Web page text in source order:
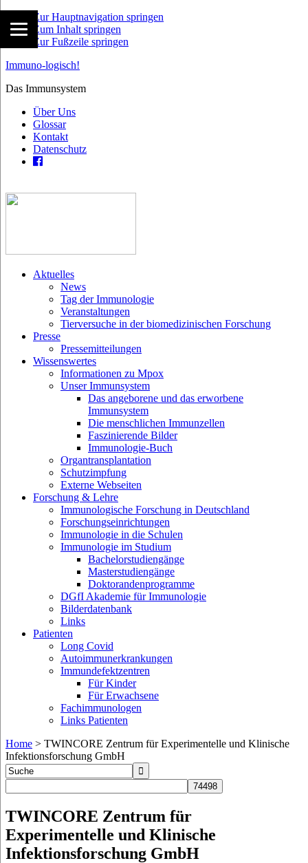
Zur Hauptnavigation springen
Zum Inhalt springen
Zur Fußzeile springen
Immuno-logisch!
Das Immunsystem
Über Uns
Glossar
Kontakt
Datenschutz
Aktuelles
News
Tag der Immunologie
Veranstaltungen
Tierversuche in der biomedizinischen Forschung
Presse
Pressemitteilungen
Wissenswertes
Informationen zu Mpox
Unser Immunsystem
Das angeborene und das erworbene
Immunsystem
Die menschlichen Immunzellen
Faszinierende Bilder
Immunologie-Buch
Organtransplantation
Schutzimpfung
Externe Webseiten
Forschung & Lehre
Immunologische Forschung in Deutschland
Forschungseinrichtungen
Immunologie in die Schulen
Immunologie im Studium
Bachelorstudiengänge
Masterstudiengänge
Doktorandenprogramme
DGfI Akademie für Immunologie
Bilderdatenbank
Links
Patienten
Long Covid
Autoimmunerkrankungen
Immundefektzentren
Für Kinder
Für Erwachsene
Fachimmunologen
Links Patienten
Home > TWINCORE Zentrum für Experimentelle und Klinische
Infektionsforschung GmbH
TWINCORE Zentrum für
Experimentelle und Klinische
Infektionsforschung GmbH